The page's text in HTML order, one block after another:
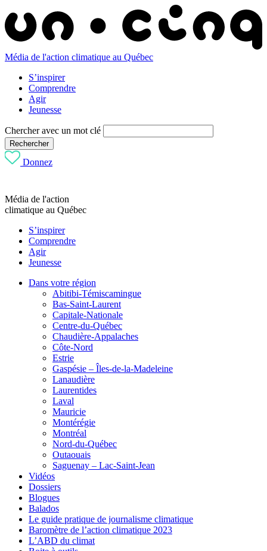
Média de l'action climatique au Québec
S’inspirer
Comprendre
Agir
Jeunesse
Chercher avec un mot clé
Rechercher
Donnez
Média de l'action
climatique au Québec
S’inspirer
Comprendre
Agir
Jeunesse
Dans votre région
Abitibi-Témiscamingue
Bas-Saint-Laurent
Capitale-Nationale
Centre-du-Québec
Chaudière-Appalaches
Côte-Nord
Estrie
Gaspésie – Îles-de-la-Madeleine
Lanaudière
Laurentides
Laval
Mauricie
Montérégie
Montréal
Nord-du-Québec
Outaouais
Saguenay – Lac-Saint-Jean
Vidéos
Dossiers
Blogues
Balados
Le guide pratique de journalisme climatique
Baromètre de l’action climatique 2023
L’ABD du climat